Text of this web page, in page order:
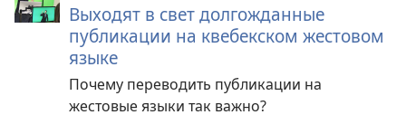
Выходят в свет долгожданные
публикации на квебекском жестовом
языке
Почему переводить публикации на
жестовые языки так важно?